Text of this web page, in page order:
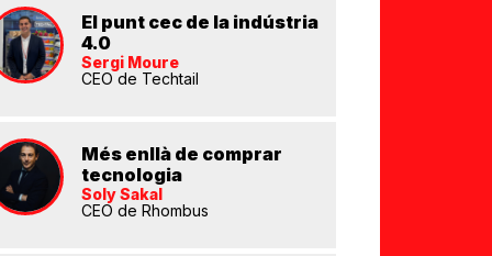
El punt cec de la indústria
4.0
Sergi Moure
CEO de Techtail
Més enllà de comprar
tecnologia
Soly Sakal
CEO de Rhombus